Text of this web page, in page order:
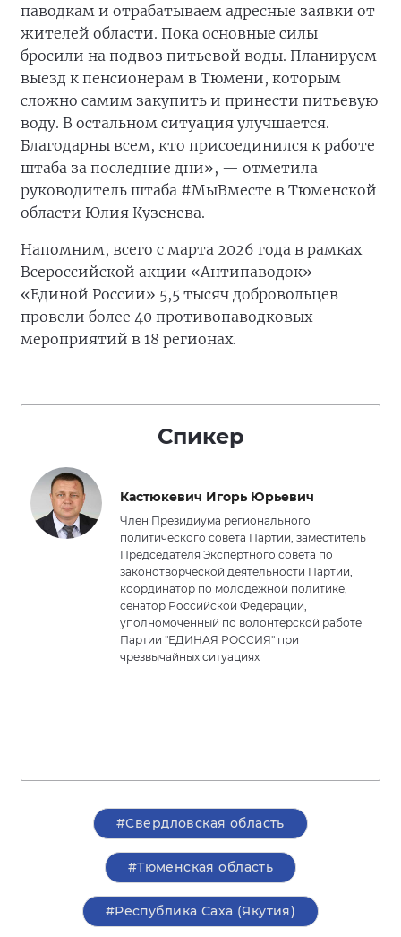
паводкам и отрабатываем адресные заявки от
жителей области. Пока основные силы
бросили на подвоз питьевой воды. Планируем
выезд к пенсионерам в Тюмени, которым
сложно самим закупить и принести питьевую
воду. В остальном ситуация улучшается.
Благодарны всем, кто присоединился к работе
штаба за последние дни», — отметила
руководитель штаба #МыВместе в Тюменской
области Юлия Кузенева.
Напомним, всего с марта 2026 года в рамках
Всероссийской акции «Антипаводок»
«Единой России» 5,5 тысяч добровольцев
провели более 40 противопаводковых
мероприятий в 18 регионах.
Спикер
Кастюкевич Игорь Юрьевич
Член Президиума регионального
политического совета Партии, заместитель
Председателя Экспертного совета по
законотворческой деятельности Партии,
координатор по молодежной политике,
сенатор Российской Федерации,
уполномоченный по волонтерской работе
Партии "ЕДИНАЯ РОССИЯ" при
чрезвычайных ситуациях
#Свердловская область
#Тюменская область
#Республика Саха (Якутия)